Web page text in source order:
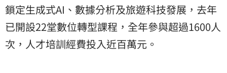
鎖定生成式AI、數據分析及旅遊科技發展，去年
已開設22堂數位轉型課程，全年參與超過1600人
次，人才培訓經費投入近百萬元。